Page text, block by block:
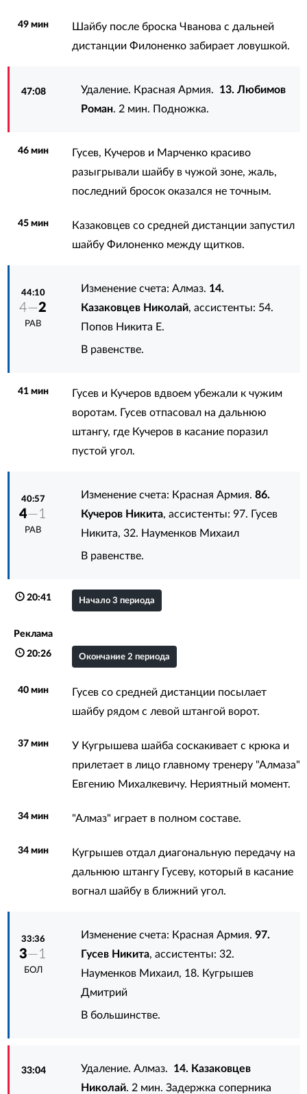
49 мин
Шайбу после броска Чванова с дальней
дистанции Филоненко забирает ловушкой.
47:08 Удаление. Красная Армия. 13. Любимов
Роман. 2 мин. Подножка.
46 мин
Гусев, Кучеров и Марченко красиво
разыгрывали шайбу в чужой зоне, жаль,
последний бросок оказался не точным.
45 мин
Казаковцев со средней дистанции запустил
шайбу Филоненко между щитков.
44:10
4—2
РАВ
Изменение счета: Алмаз. 14.
Казаковцев Николай, ассистенты: 54.
Попов Никита Е.
В равенстве.
41 мин
Гусев и Кучеров вдвоем убежали к чужим
воротам. Гусев отпасовал на дальнюю
штангу, где Кучеров в касание поразил
пустой угол.
40:57
4—1
РАВ
Изменение счета: Красная Армия.86.
Кучеров Никита, ассистенты:97. Гусев
Никита,32. Науменков Михаил
В равенстве.
20:41 Начало 3 периода
Реклама
20:26 Окончание 2 периода
40 мин
Гусев со средней дистанции посылает
шайбу рядом с левой штангой ворот.
37 мин
У Кугрышева шайба соскакивает с крюка и
прилетает в лицо главному тренеру "Алмаза"
Евгению Михалкевичу. Нериятный момент.
34 мин "Алмаз" играет в полном составе.
34 мин
Кугрышев отдал диагональную передачу на
дальнюю штангу Гусеву, который в касание
вогнал шайбу в ближний угол.
33:36
3—1
БОЛ
Изменение счета: Красная Армия.97.
Гусев Никита, ассистенты:32.
Науменков Михаил, 18. Кугрышев
Дмитрий
В большинстве.
33:04 Удаление. Алмаз. 14. Казаковцев
Николай. 2 мин. Задержка соперника